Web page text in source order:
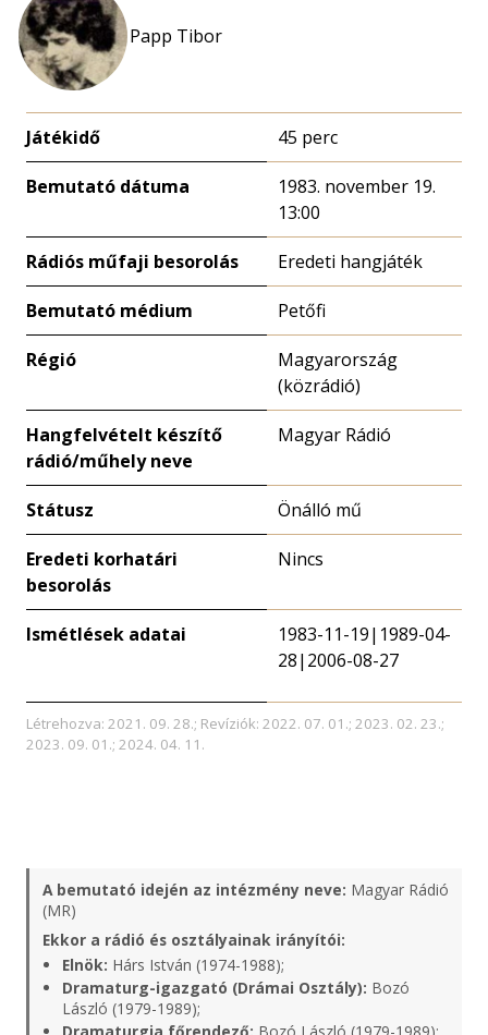
Papp Tibor
Játékidő 45 perc
Bemutató dátuma
1983. november 19.
13:00
Rádiós műfaji besorolás Eredeti hangjáték
Bemutató médium Petőfi
Régió
Magyarország
(közrádió)
Hangfelvételt készítő
rádió/műhely neve
Magyar Rádió
Státusz Önálló mű
Eredeti korhatári
besorolás
Nincs
Ismétlések adatai
1983-11-19|1989-04-
28|2006-08-27
Létrehozva: 2021. 09. 28.; Revíziók: 2022. 07. 01.; 2023. 02. 23.;
2023. 09. 01.; 2024. 04. 11.
A bemutató idején az intézmény neve: Magyar Rádió
(MR)
Ekkor a rádió és osztályainak irányítói:
Elnök: Hárs István (1974-1988);
Dramaturg-igazgató (Drámai Osztály): Bozó
László (1979-1989);